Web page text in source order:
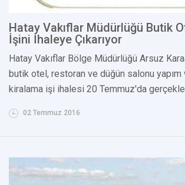
Hatay Vakıflar Müdürlüğü Butik
İşini İhaleye Çıkarıyor
Hatay Vakıflar Bölge Müdürlüğü Arsuz
butik otel, restoran ve düğün salonu yapım
kiralama işi ihalesi 20 Temmuz'da
02 Temmuz 2016